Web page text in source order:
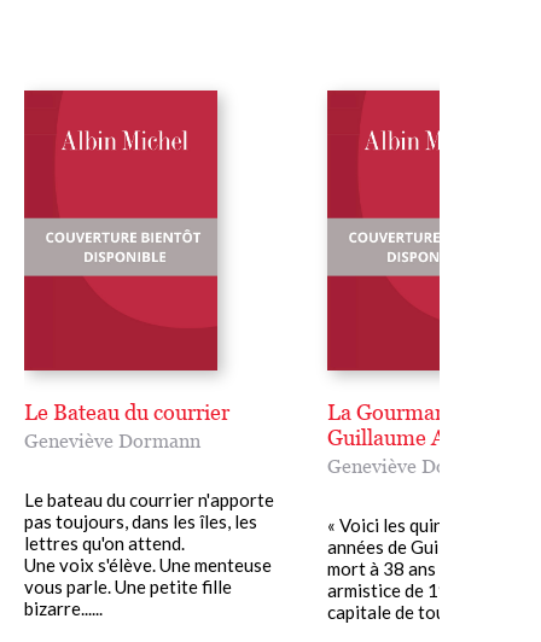
Le Bateau du courrier
Geneviève Dormann
Le bateau du courrier n'apporte
pas toujours, dans les îles, les
lettres qu'on attend.
Une voix s'élève. Une menteuse
vous parle. Une petite fille
bizarre......
La Gourmandise de
Guillaume Apollinaire
Geneviève Dormann
« Voici les quinze dernières
années de Guillaume
mort à 38 ans à la veille de
armistice de 1918, dans
capitale de toutes les......